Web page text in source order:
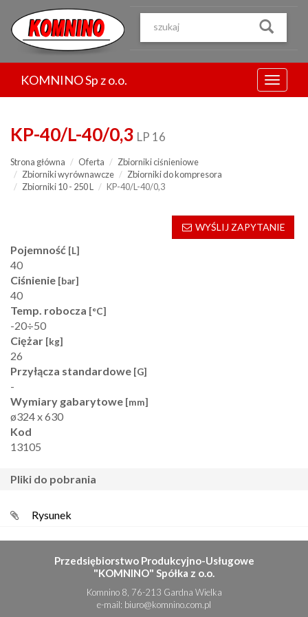
treści
Menu
KOMNINO Sp z o.o.
KP-40/L-40/0,3 LP 16
Strona główna Oferta
Zbiorniki ciśnieniowe
Zbiorniki wyrównawcze
Zbiorniki do kompresora
Zbiorniki 10 - 250 L
KP-40/L-40/0,3
WYŚLIJ ZAPYTANIE
Pojemność [L]
40
Ciśnienie [bar]
40
Temp. robocza [°C]
-20÷50
Ciężar [kg]
26
Przyłącza standardowe [G]
-
Wymiary gabarytowe [mm]
ø324 x 630
Kod
13105
pliki do pobrania
Rysunek
Przedsiębiorstwo Produkcyjno-Usługowe
"KOMNINO" Spółka z o.o.
Komnino 8, 76-213 Gardna Wielka
e-mail: biuro@komnino.com.pl